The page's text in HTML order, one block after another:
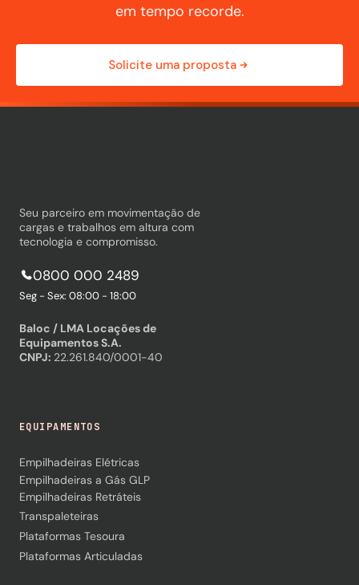
em tempo recorde.
Solicite uma proposta
Seu parceiro em movimentação de
cargas e trabalhos em altura com
tecnologia e compromisso.
0800 000 2489
Seg - Sex: 08:00 - 18:00
Baloc / LMA Locações de
Equipamentos S.A.
CNPJ: 22.261.840/0001-40
EQUIPAMENTOS
Empilhadeiras Elétricas
Empilhadeiras a Gás GLP
Empilhadeiras Retráteis
Transpaleteiras
Plataformas Tesoura
Plataformas Articuladas